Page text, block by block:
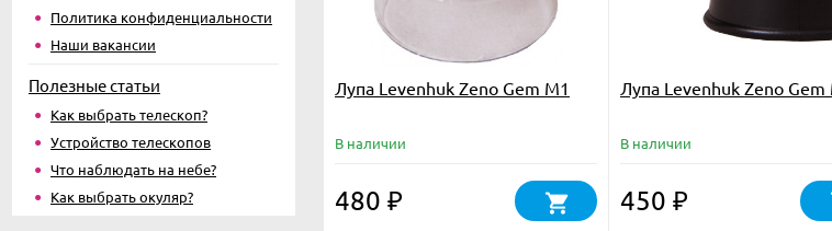
Политика конфиденциальности
Наши вакансии
Полезные статьи
Как выбрать телескоп?
Устройство телескопов
Что наблюдать на небе?
Как выбрать окуляр?
Лупа Levenhuk Zeno Gem M1
В наличии
480 ₽
Лупа Levenhuk Zeno Gem
В наличии
450 ₽